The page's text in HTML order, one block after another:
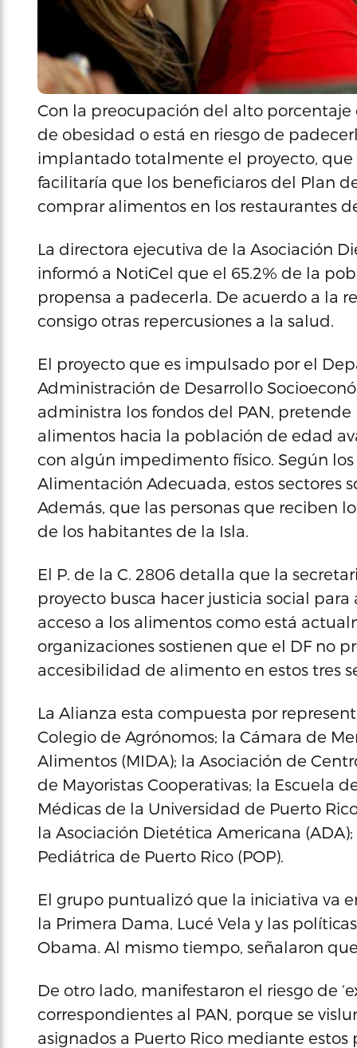
Con la preocupación del alto
de obesidad o está en riesgo de
implantado totalmente el proyecto,
facilitaría que los beneficiaros del Plan
comprar alimentos en los restaurantes
La directora ejecutiva de la Asociación
informó a NotiCel que el 65.2% de la
propensa a padecerla. De acuerdo a la
consigo otras repercusiones a la salud.
El proyecto que es impulsado por el
Administración de Desarrollo
administra los fondos del PAN,
alimentos hacia la población de edad
con algún impedimento físico. Según
Alimentación Adecuada, estos sectores
Además, que las personas que reciben
de los habitantes de la Isla.
El P. de la C. 2806 detalla que la
proyecto busca hacer justicia social
acceso a los alimentos como está
organizaciones sostienen que el DF no
accesibilidad de alimento en estos tres
La Alianza esta compuesta por
Colegio de Agrónomos; la Cámara de
Alimentos (MIDA); la Asociación de
de Mayoristas Cooperativas; la Escuela
Médicas de la Universidad de Puerto
la Asociación Dietética Americana
Pediátrica de Puerto Rico (POP).
El grupo puntualizó que la iniciativa va
la Primera Dama, Lucé Vela y las
Obama. Al mismo tiempo, señalaron
De otro lado, manifestaron el riesgo de
correspondientes al PAN, porque se
asignados a Puerto Rico mediante estos